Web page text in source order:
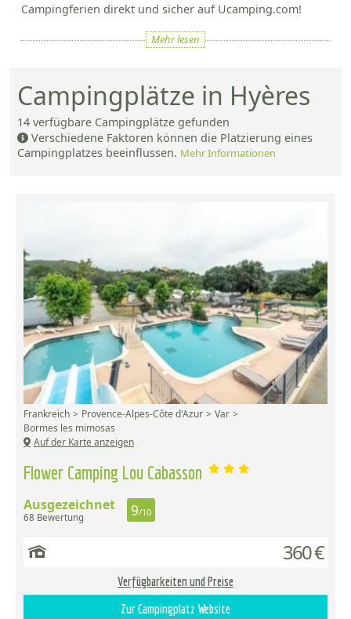
Campingferien direkt und sicher auf Ucamping.com!
Mehr lesen
Campingplätze in Hyères
14 verfügbare Campingplätze gefunden
Verschiedene Faktoren können die Platzierung eines
Campingplatzes beeinflussen. Mehr Informationen
Flower Camping Lou Cabasson
Frankreich Provence-Alpes-Côte d'Azur
Var
Bormes les mimosas
Auf der Karte anzeigen
Ausgezeichnet
68 Bewertung 9/10
360 €
Verfügbarkeiten und Preise
Zur Campingplatz Website